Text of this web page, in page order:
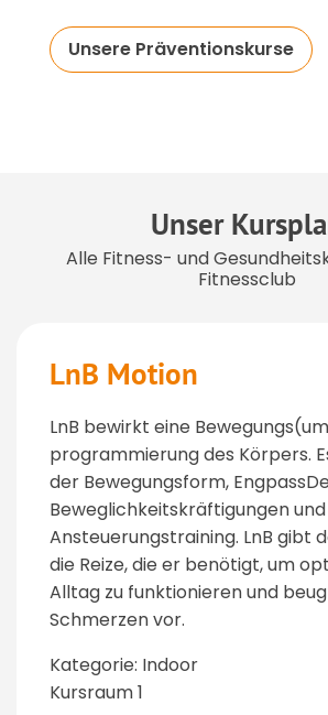
Unsere Präventionskurse
Unser
Alle Fitness- und
Fitnessclub
LnB Motion
LnB bewirkt eine
programmierung des Körpers.
der Bewegungsform,
Beweglichkeitskräftigungen
Ansteuerungstraining. LnB gibt
die Reize, die er benötigt, um
Alltag zu funktionieren und
Schmerzen vor.
Kategorie: Indoor
Kursraum 1